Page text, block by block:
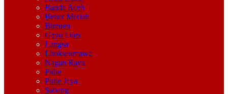
Banda Aceh
Bener Meriah
Bireuen
Gayo Lues
Langsa
Lhokseumawe
Nagan Raya
Pidie
Pidie Jaya
Sabang